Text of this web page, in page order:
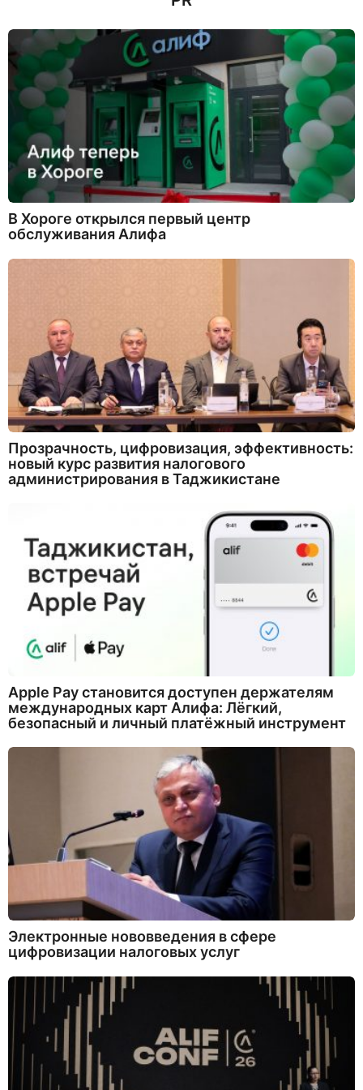
д
В Хороге открылся первый центр
обслуживания Алифа
Прозрачность, цифровизация, эффективность:
новый курс развития налогового
администрирования в Таджикистане
Apple Pay становится доступен держателям
международных карт Алифа: Лёгкий,
безопасный и личный платёжный инструмент
Электронные нововведения в сфере
цифровизации налоговых услуг